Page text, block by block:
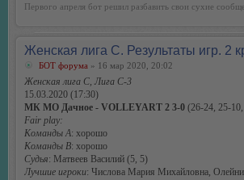
Первого апреля бот решил разбавить свои сухие
Женская лига С. Результаты игр. 2
БОТ форума » 16 мар 2020, 20:02
Женская лига С, Лига С-3
15.03.2020 (17:30)
МК МО Дачное - VOLLEYART 2 3-0 (26-24, 25-
Fair play:
Команды А: хорошо
Команды В: хорошо
Судья: Матвеев Василий (5, 5)
Лучшие игроки: Числова Мария Михайловна,